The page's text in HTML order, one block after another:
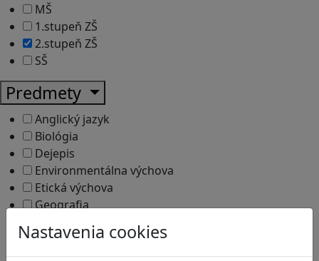
Nastavenia cookies
MŠ
1.stupeň ZŠ
2.stupeň ZŠ
SŠ
Predmety
Anglický jazyk
Biológia
Dejepis
Environmentálna výchova
Etická výchova
Geografia
Matematika
Občianska náuka
Vlastiveda